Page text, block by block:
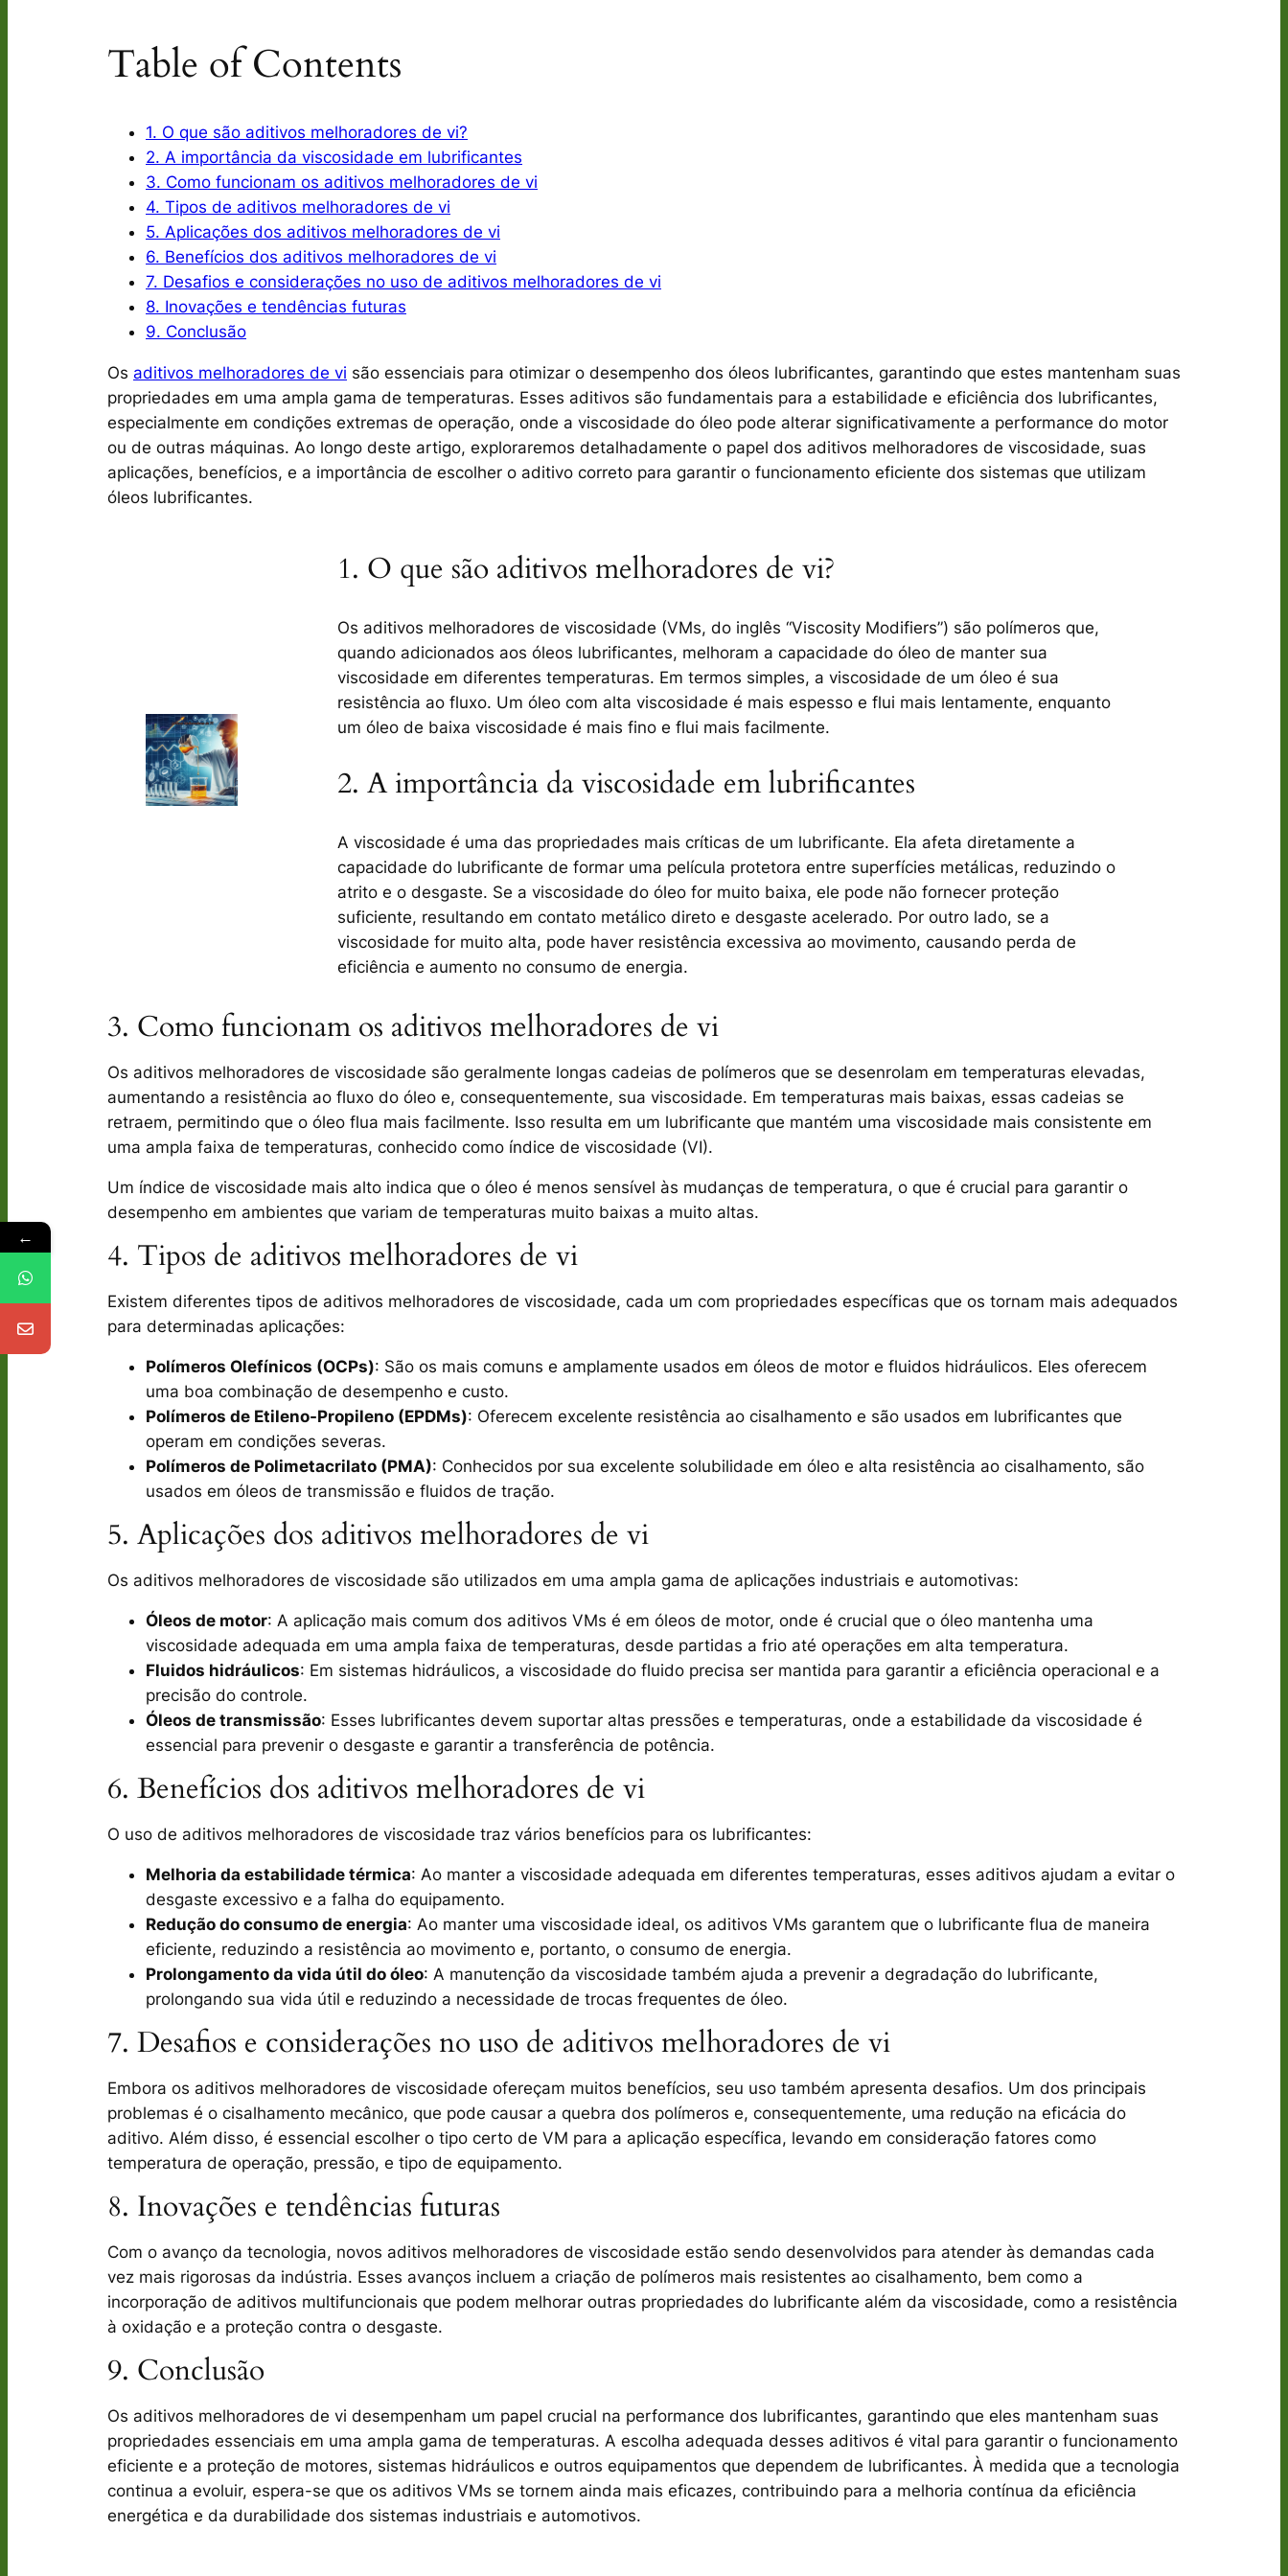
Table of Contents
1. O que são aditivos melhoradores de vi?
2. A importância da viscosidade em lubrificantes
3. Como funcionam os aditivos melhoradores de vi
4. Tipos de aditivos melhoradores de vi
5. Aplicações dos aditivos melhoradores de vi
6. Benefícios dos aditivos melhoradores de vi
7. Desafios e considerações no uso de aditivos melhoradores de vi
8. Inovações e tendências futuras
9. Conclusão
Os aditivos melhoradores de vi são essenciais para otimizar o desempenho dos óleos lubrificantes, garantindo que estes mantenham suas
propriedades em uma ampla gama de temperaturas. Esses aditivos são fundamentais para a estabilidade e eficiência dos lubrificantes,
especialmente em condições extremas de operação, onde a viscosidade do óleo pode alterar significativamente a performance do motor
ou de outras máquinas. Ao longo deste artigo, exploraremos detalhadamente o papel dos aditivos melhoradores de viscosidade, suas
aplicações, benefícios, e a importância de escolher o aditivo correto para garantir o funcionamento eficiente dos sistemas que utilizam
óleos lubrificantes.
1. O que são aditivos melhoradores de vi?
Os aditivos melhoradores de viscosidade (VMs, do inglês “Viscosity Modifiers”) são polímeros que,
quando adicionados aos óleos lubrificantes, melhoram a capacidade do óleo de manter sua
viscosidade em diferentes temperaturas. Em termos simples, a viscosidade de um óleo é sua
resistência ao fluxo. Um óleo com alta viscosidade é mais espesso e flui mais lentamente, enquanto
um óleo de baixa viscosidade é mais fino e flui mais facilmente.
2. A importância da viscosidade em lubrificantes
A viscosidade é uma das propriedades mais críticas de um lubrificante. Ela afeta diretamente a
capacidade do lubrificante de formar uma película protetora entre superfícies metálicas, reduzindo o
atrito e o desgaste. Se a viscosidade do óleo for muito baixa, ele pode não fornecer proteção
suficiente, resultando em contato metálico direto e desgaste acelerado. Por outro lado, se a
viscosidade for muito alta, pode haver resistência excessiva ao movimento, causando perda de
eficiência e aumento no consumo de energia.
3. Como funcionam os aditivos melhoradores de vi
Os aditivos melhoradores de viscosidade são geralmente longas cadeias de polímeros que se desenrolam em temperaturas elevadas,
aumentando a resistência ao fluxo do óleo e, consequentemente, sua viscosidade. Em temperaturas mais baixas, essas cadeias se
retraem, permitindo que o óleo flua mais facilmente. Isso resulta em um lubrificante que mantém uma viscosidade mais consistente em
uma ampla faixa de temperaturas, conhecido como índice de viscosidade (VI).
Um índice de viscosidade mais alto indica que o óleo é menos sensível às mudanças de temperatura, o que é crucial para garantir o
desempenho em ambientes que variam de temperaturas muito baixas a muito altas.
4. Tipos de aditivos melhoradores de vi
Existem diferentes tipos de aditivos melhoradores de viscosidade, cada um com propriedades específicas que os tornam mais adequados
para determinadas aplicações:
Polímeros Olefínicos (OCPs): São os mais comuns e amplamente usados em óleos de motor e fluidos hidráulicos. Eles oferecem
uma boa combinação de desempenho e custo.
Polímeros de Etileno-Propileno (EPDMs): Oferecem excelente resistência ao cisalhamento e são usados em lubrificantes que
operam em condições severas.
Polímeros de Polimetacrilato (PMA): Conhecidos por sua excelente solubilidade em óleo e alta resistência ao cisalhamento, são
usados em óleos de transmissão e fluidos de tração.
5. Aplicações dos aditivos melhoradores de vi
Os aditivos melhoradores de viscosidade são utilizados em uma ampla gama de aplicações industriais e automotivas:
Óleos de motor: A aplicação mais comum dos aditivos VMs é em óleos de motor, onde é crucial que o óleo mantenha uma
viscosidade adequada em uma ampla faixa de temperaturas, desde partidas a frio até operações em alta temperatura.
Fluidos hidráulicos: Em sistemas hidráulicos, a viscosidade do fluido precisa ser mantida para garantir a eficiência operacional e a
precisão do controle.
Óleos de transmissão: Esses lubrificantes devem suportar altas pressões e temperaturas, onde a estabilidade da viscosidade é
essencial para prevenir o desgaste e garantir a transferência de potência.
6. Benefícios dos aditivos melhoradores de vi
O uso de aditivos melhoradores de viscosidade traz vários benefícios para os lubrificantes:
Melhoria da estabilidade térmica: Ao manter a viscosidade adequada em diferentes temperaturas, esses aditivos ajudam a evitar o
desgaste excessivo e a falha do equipamento.
Redução do consumo de energia: Ao manter uma viscosidade ideal, os aditivos VMs garantem que o lubrificante flua de maneira
eficiente, reduzindo a resistência ao movimento e, portanto, o consumo de energia.
Prolongamento da vida útil do óleo: A manutenção da viscosidade também ajuda a prevenir a degradação do lubrificante,
prolongando sua vida útil e reduzindo a necessidade de trocas frequentes de óleo.
7. Desafios e considerações no uso de aditivos melhoradores de vi
Embora os aditivos melhoradores de viscosidade ofereçam muitos benefícios, seu uso também apresenta desafios. Um dos principais
problemas é o cisalhamento mecânico, que pode causar a quebra dos polímeros e, consequentemente, uma redução na eficácia do
aditivo. Além disso, é essencial escolher o tipo certo de VM para a aplicação específica, levando em consideração fatores como
temperatura de operação, pressão, e tipo de equipamento.
8. Inovações e tendências futuras
Com o avanço da tecnologia, novos aditivos melhoradores de viscosidade estão sendo desenvolvidos para atender às demandas cada
vez mais rigorosas da indústria. Esses avanços incluem a criação de polímeros mais resistentes ao cisalhamento, bem como a
incorporação de aditivos multifuncionais que podem melhorar outras propriedades do lubrificante além da viscosidade, como a resistência
à oxidação e a proteção contra o desgaste.
9. Conclusão
Os aditivos melhoradores de vi desempenham um papel crucial na performance dos lubrificantes, garantindo que eles mantenham suas
propriedades essenciais em uma ampla gama de temperaturas. A escolha adequada desses aditivos é vital para garantir o funcionamento
eficiente e a proteção de motores, sistemas hidráulicos e outros equipamentos que dependem de lubrificantes. À medida que a tecnologia
continua a evoluir, espera-se que os aditivos VMs se tornem ainda mais eficazes, contribuindo para a melhoria contínua da eficiência
energética e da durabilidade dos sistemas industriais e automotivos.
←